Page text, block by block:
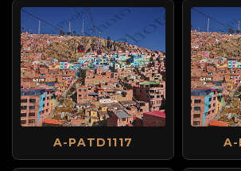
A-PATD1117 A-